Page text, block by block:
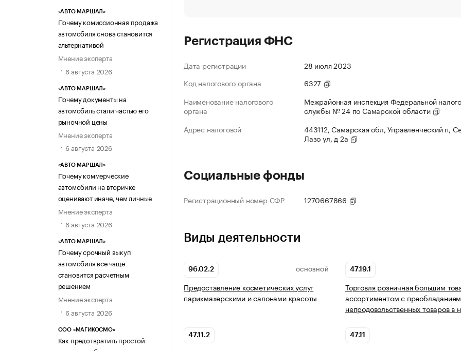
«АВТО МАРШАЛ»
Почему комиссионная продажа
автомобиля снова становится
альтернативой
Мнение эксперта
6 августа 2026
«АВТО МАРШАЛ»
Почему документы на
автомобиль стали частью его
рыночной цены
Мнение эксперта
6 августа 2026
«АВТО МАРШАЛ»
Почему коммерческие
автомобили на вторичке
оценивают иначе, чем личные
Мнение эксперта
6 августа 2026
«АВТО МАРШАЛ»
Почему срочный выкуп
автомобиля все чаще
становится расчетным
решением
Мнение эксперта
6 августа 2026
ООО «МАГИКОСМО»
Как предотвратить простой
Регистрация ФНС
Дата регистрации
28 июля 2023
Код налогового органа
6327
Наименование налогового
органа
Межрайонная инспекция Федеральной
службы № 24 по Самарской области
Адрес налоговой
443112, Самарская обл, Управленческий п,
Лазо ул, д 2а
Социальные фонды
Регистрационный номер СФР 1270667866
Виды деятельности
96.02.2 ОСНОВНОЙ
Предоставление косметических услуг
парикмахерскими и салонами красоты
47.19.1
Торговля розничная большим
ассортиментом с преобладанием
непродовольственных товаров в
47.11.2 47.11